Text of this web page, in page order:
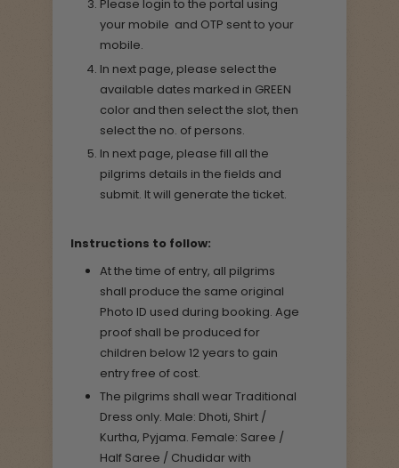
Please login to the portal using
your mobile and OTP sent to your
mobile.
In next page, please select the
available dates marked in GREEN
color and then select the slot, then
select the no. of persons.
In next page, please fill all the
pilgrims details in the fields and
submit. It will generate the ticket.
Instructions to follow:
At the time of entry, all pilgrims
shall produce the same original
Photo ID used during booking. Age
proof shall be produced for
children below 12 years to gain
entry free of cost.
The pilgrims shall wear Traditional
Dress only. Male: Dhoti, Shirt /
Kurtha, Pyjama. Female: Saree /
Half Saree / Chudidar with